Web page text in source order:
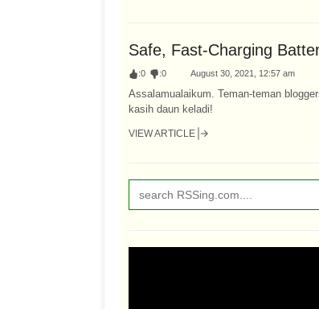
Safe, Fast-Charging
:0 :0 August 30, 2021, 12:57 am
Assalamualaikum. Teman-teman
kasih daun keladi!
VIEW ARTICLE